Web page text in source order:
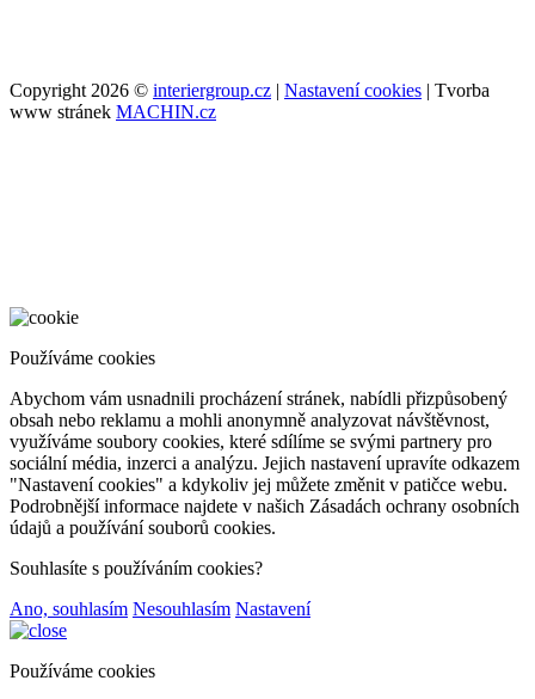
Copyright 2026 © interiergroup.cz | Nastavení cookies | Tvorba
www stránek MACHIN.cz
Používáme cookies
Abychom vám usnadnili procházení stránek, nabídli přizpůsobený
obsah nebo reklamu a mohli anonymně analyzovat návštěvnost,
využíváme soubory cookies, které sdílíme se svými partnery pro
sociální média, inzerci a analýzu. Jejich nastavení upravíte odkazem
"Nastavení cookies" a kdykoliv jej můžete změnit v patičce webu.
Podrobnější informace najdete v našich Zásadách ochrany osobních
údajů a používání souborů cookies.
Souhlasíte s používáním cookies?
Ano, souhlasím Nesouhlasím Nastavení
Používáme cookies